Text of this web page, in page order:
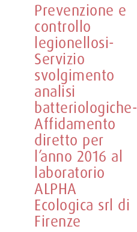
Prevenzione e
controllo
legionellosi-
Servizio
svolgimento
analisi
batteriologiche-
Affidamento
diretto per
l’anno 2016 al
laboratorio
ALPHA
Ecologica srl di
Firenze